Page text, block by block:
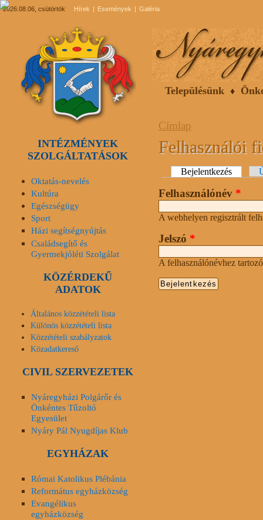
2026.08.06, csütörtök Hírek Események Galéria
Településünk
Címlap
Felhasználói
Elsődleges fülek
Bejelentkezés (aktív
Felhasználónév *
A webhelyen regisztrált
Jelszó *
A felhasználónévhez
INTÉZMÉNYEK
SZOLGÁLTATÁSOK
Oktatás-nevelés
Kultúra
Egészségügy
Sport
Házi segítségnyújtás
Családsegítő és
Gyermekjóléti Szolgálat
KÖZÉRDEKŰ
ADATOK
Általános közzétételi lista
Különös közzétételi lista
Közzétételi szabályzatok
Közadatkereső
CIVIL SZERVEZETEK
Nyáregyházi Polgárőr és
Önkéntes Tűzoltó
Egyesület
Nyáry Pál Nyugdíjas Klub
EGYHÁZAK
Római Katolikus Plébánia
Református egyházközség
Evangélikus
egyházközség